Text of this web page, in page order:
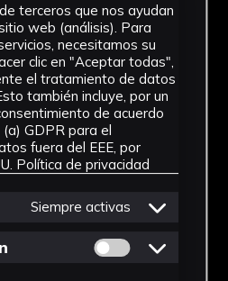
terceros que nos ayudan
web (análisis). Para
necesitamos su
clic en "Aceptar todas",
el tratamiento de datos
también incluye, por un
de acuerdo
GDPR para el
fuera del EEE, por
Política de privacidad
Siempre activas
Permitir cookies